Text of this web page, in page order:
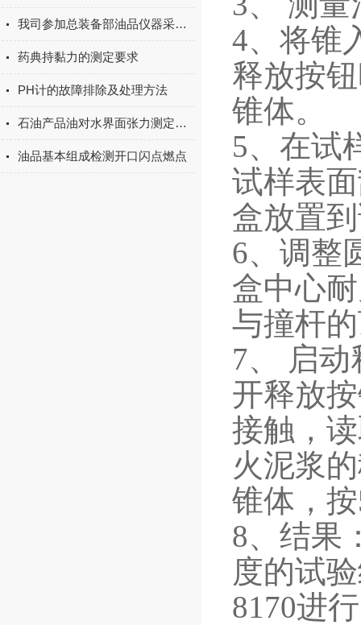
我司参加总装备部油品仪器采购并中标
药典持黏力的测定要求
PH计的故障排除及处理方法
石油产品油对水界面张力测定法是怎样的
油品基本组成检测开口闪点燃点
4、将锥
释放按
锥体。
5、在试
试样表
盒放置
6、调整
盒中心
与撞杆
7、 启
开释放
接触，
火泥浆
锥体，
8、结果
度的试
8170进